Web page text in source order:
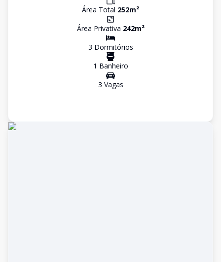
Área Total 252m²
Área Privativa 242m²
3 Dormitórios
1 Banheiro
3 Vagas